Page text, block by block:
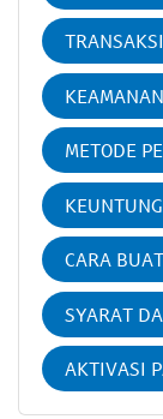
METODE
CARA
SYARAT
AKTIVASI